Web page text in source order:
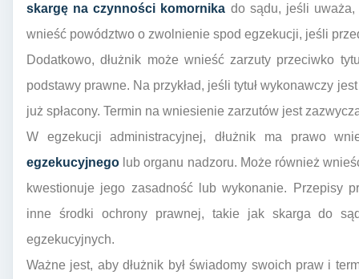
skargę na czynności komornika do sądu, jeśli uważa,
wnieść powództwo o zwolnienie spod egzekucji, jeśli
Dodatkowo, dłużnik może wnieść zarzuty przeciwko
podstawy prawne. Na przykład, jeśli tytuł wykonawczy
już spłacony. Termin na wniesienie zarzutów jest
W egzekucji administracyjnej, dłużnik ma prawo
egzekucyjnego lub organu nadzoru. Może również
kwestionuje jego zasadność lub wykonanie. Przepisy
inne środki ochrony prawnej, takie jak skarga do
egzekucyjnych.
Ważne jest, aby dłużnik był świadomy swoich praw i